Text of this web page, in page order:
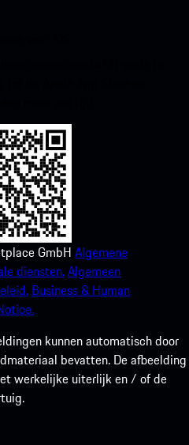
GmbH Algemene
diensten.Algemeen
Business & Human
kunnen automatisch door
bevatten. De afbeelding
werkelijke uiterlijk en / of de